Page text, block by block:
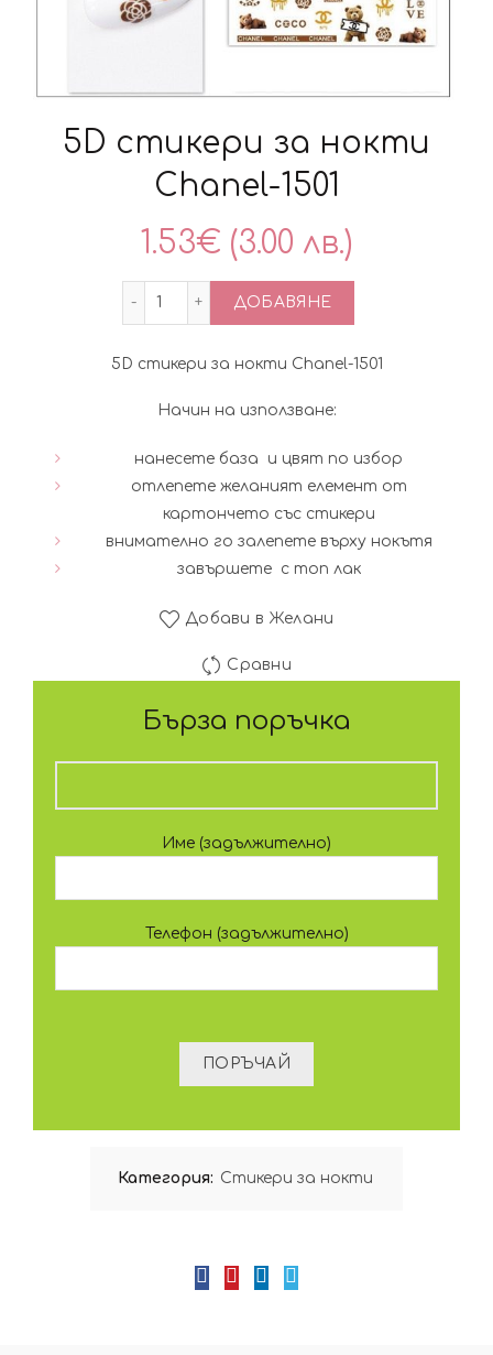
5D стикери за нокти
Chanel-1501
1.53€ (3.00 лв.)
количество за 5D стикери за нокти
ДОБАВЯНЕ
5D стикери за нокти Chanel-1501
Начин на използване:
нанесете база и цвят по избор
отлепете желаният елемент от
картончето със стикери
внимателно го залепете върху нокътя
завършете с топ лак
Добави в Желани
Сравни
Бърза поръчка
Име (задължително)
Телефон (задължително)
Категория: Стикери за нокти